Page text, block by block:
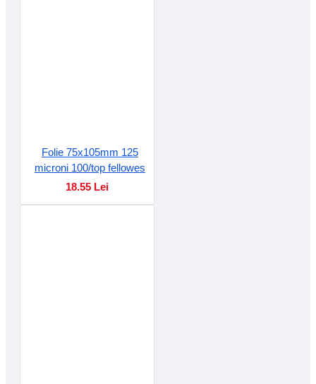
Folie 75x105mm 125
microni 100/top fellowes
18.55 Lei